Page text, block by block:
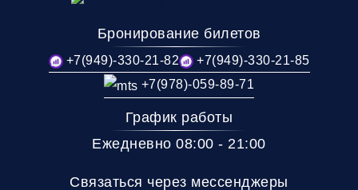
Бронирование билетов
+7(949)-330-21-82
+7(949)-330-21-85
+7(978)-059-89-71
График работы
Ежедневно 08:00 - 21:00
Связаться через мессенджеры